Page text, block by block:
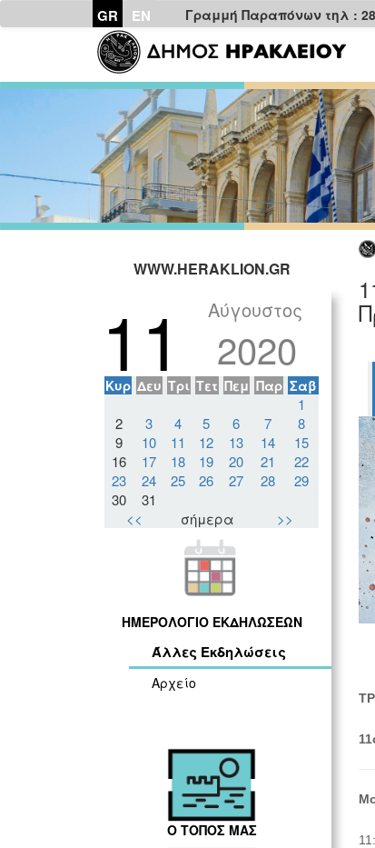
GR EN Γραμμή Παραπόνων τηλ :
WWW.HERAKLION.GR
11 Αύγουστος
2020
Κυρ Δευ Τρι Τετ Πεμ Παρ Σαβ
1
2
3 4 5 6 7
8
9
10 11 12 13 14
15
16
17 18 19 20 21
22
23
24 25 26 27 28
29
30
31
<<
σήμερα >>
ΗΜΕΡΟΛΟΓΙΟ ΕΚΔΗΛΩΣΕΩΝ
Άλλες Εκδηλώσεις
Αρχείο
Ο ΤΟΠΟΣ ΜΑΣ